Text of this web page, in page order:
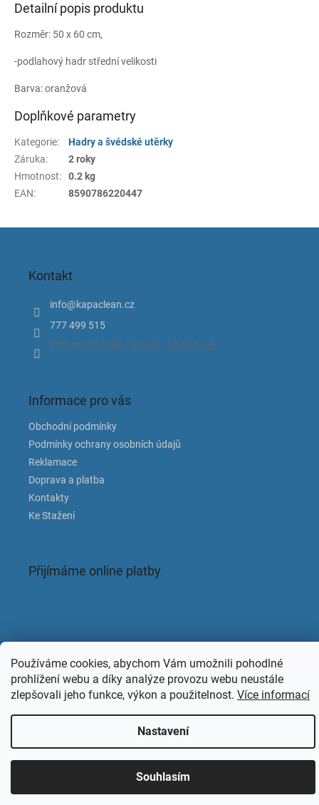
Používáme cookies, abychom Vám umožnili pohodlné
prohlížení webu a díky analýze provozu webu neustále
zlepšovali jeho funkce, výkon a použitelnost. Více informací
Nastavení
Souhlasím
Detailní popis produktu
Rozměr: 50 x 60 cm,
-podlahový hadr střední velikosti
Barva: oranžová
Doplňkové parametry
Kategorie:
Hadry a švédské utěrky
Záruka:
2 roky
Hmotnost:
0.2 kg
EAN: 8590786220447
Kontakt
info@kapaclean.cz
777 499 515
777 499 515 (Po-Pá 8.00 - 15.00 hod).
Informace pro vás
Obchodní podmínky
Podmínky ochrany osobních údajů
Reklamace
Doprava a platba
Kontakty
Ke Stažení
Přijímáme online platby
Facebook
KAPACLEAN. Všechna práva vyhrazena.